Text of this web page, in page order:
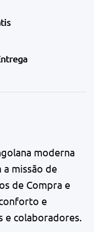
moderna
missão de
de Compra e
e
e colaboradores.